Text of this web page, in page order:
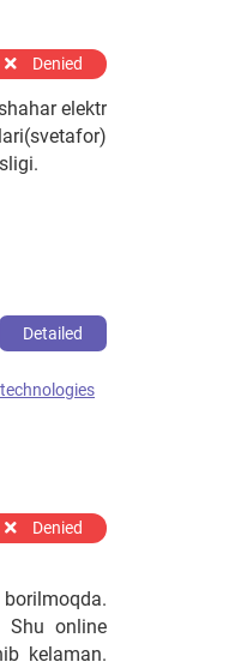
Denied
elektr
Detailed
Denied
Shu online
kelaman.